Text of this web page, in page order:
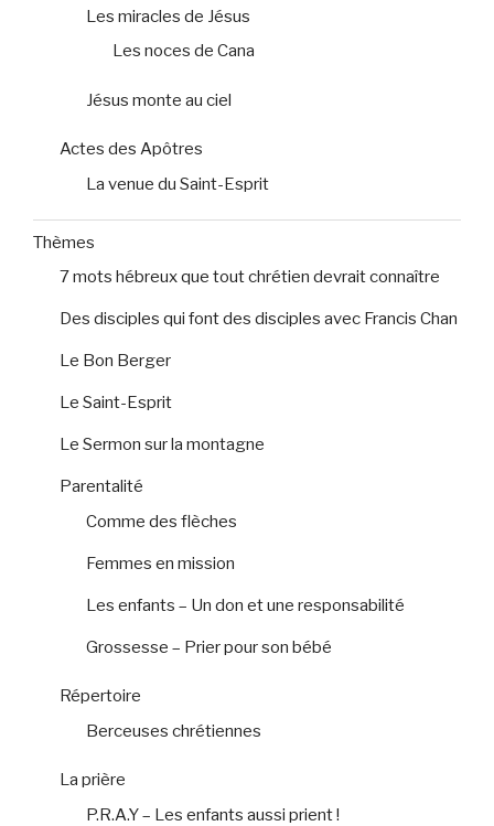
Les miracles de Jésus
Les noces de Cana
Jésus monte au ciel
Actes des Apôtres
La venue du Saint-Esprit
Thèmes
7 mots hébreux que tout chrétien devrait connaître
Des disciples qui font des disciples avec Francis Chan
Le Bon Berger
Le Saint-Esprit
Le Sermon sur la montagne
Parentalité
Comme des flèches
Femmes en mission
Les enfants – Un don et une responsabilité
Grossesse – Prier pour son bébé
Répertoire
Berceuses chrétiennes
La prière
P.R.A.Y – Les enfants aussi prient !